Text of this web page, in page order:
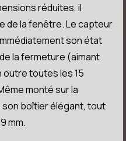
réduites, il
de la fenêtre. Le capteur
son état
la fermeture (aimant
toutes les 15
monté sur la
boîtier élégant, tout
mm.